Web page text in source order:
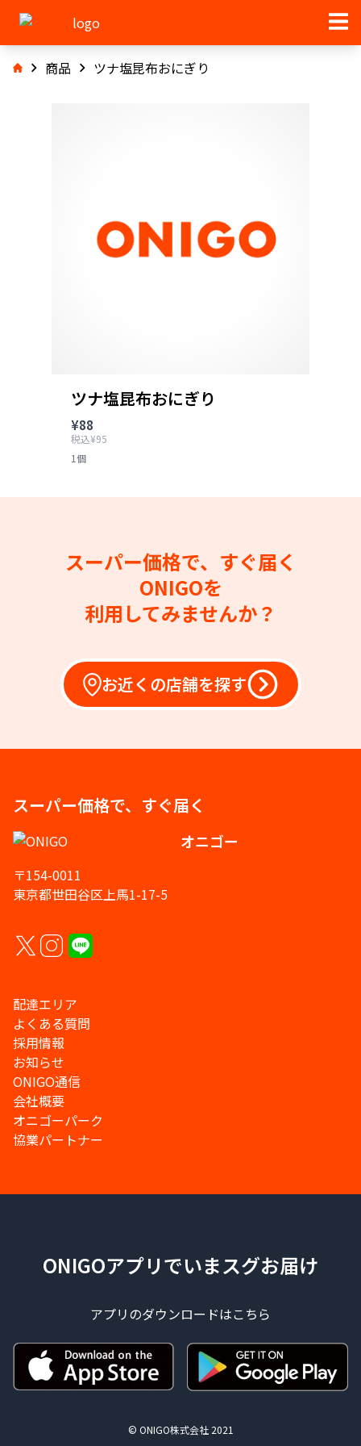
商品 ツナ塩昆布おにぎり
ツナ塩昆布おにぎり
¥88
税込¥95
1個
スーパー価格で、すぐ届く
ONIGOを
利用してみませんか？
お近くの店舗を探す
スーパー価格で、すぐ届く
オニゴー
〒154-0011
東京都世田谷区上馬1-17-5
配達エリア
よくある質問
採用情報
お知らせ
ONIGO通信
会社概要
オニゴーパーク
協業パートナー
ONIGOアプリでいまスグお届け
アプリのダウンロードはこちら
© ONIGO株式会社 2021